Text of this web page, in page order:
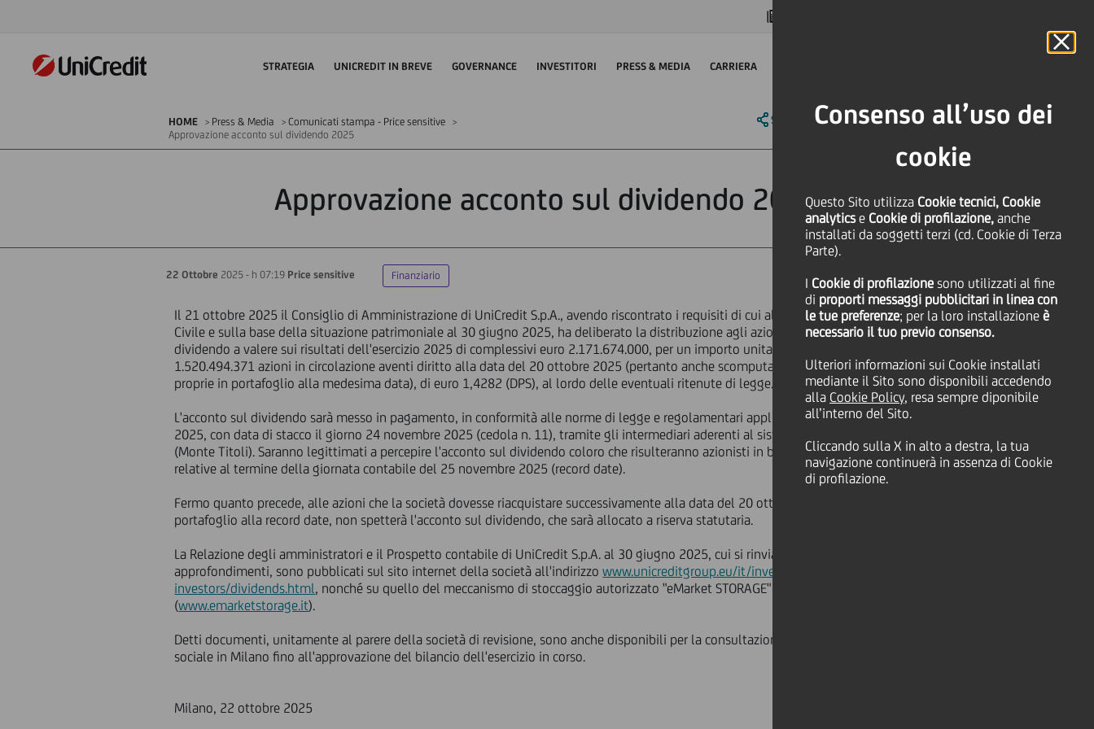
Consenso all’uso dei
cookie
Questo Sito utilizza Cookie tecnici, Cookie
analyticse Cookie di profilazione, anche
installati da soggetti terzi (cd. Cookie di Terza
Parte).
I Cookie di profilazione sono utilizzati al fine
di proporti messaggi pubblicitari in linea con
le tue preferenze; per la loro installazione è
necessario il tuo previo consenso.
Ulteriori informazioni sui Cookie installati
mediante il Sito sono disponibili accedendo
alla Cookie Policy, resa sempre diponibile
all’interno del Sito.
Cliccando sulla X in alto a destra, la tua
navigazione continuerà in assenza di Cookie
di profilazione.
STRATEGIA UNICREDIT IN BREVE GOVERNANCE INVESTITORI PRESS & MEDIA CARRIERA
HOME Press & Media
Comunicati stampa - Price sensitive
Approvazione acconto sul dividendo 2025
SHARE PRINT SEND
Approvazione acconto sul dividendo 2025
22 Ottobre 2025 - h 07:19 Price sensitive Finanziario
Il 21 ottobre 2025 il Consiglio di Amministrazione di UniCredit S.p.A., avendo riscontrato i requisiti di cui all'art. 2433-bis del Codice
Civile e sulla base della situazione patrimoniale al 30 giugno 2025, ha deliberato la distribuzione agli azionisti di un acconto sul
dividendo a valere sui risultati dell'esercizio 2025 di complessivi euro 2.171.674.000, per un importo unitario per ciascuna delle n.
1.520.494.371 azioni in circolazione aventi diritto alla data del 20 ottobre 2025 (pertanto anche scomputando le n. 27.505.165 azioni
proprie in portafoglio alla medesima data), di euro 1,4282 (DPS), al lordo delle eventuali ritenute di legge.
L'acconto sul dividendo sarà messo in pagamento, in conformità alle norme di legge e regolamentari applicabili, il giorno 26 novembre
2025, con data di stacco il giorno 24 novembre 2025 (cedola n. 11), tramite gli intermediari aderenti al sistema di gestione accentrata
(Monte Titoli). Saranno legittimati a percepire l'acconto sul dividendo coloro che risulteranno azionisti in base alle evidenze dei conti
relative al termine della giornata contabile del 25 novembre 2025 (record date).
Fermo quanto precede, alle azioni che la società dovesse riacquistare successivamente alla data del 20 ottobre e detenere in
portafoglio alla record date, non spetterà l'acconto sul dividendo, che sarà allocato a riserva statutaria.
La Relazione degli amministratori e il Prospetto contabile di UniCredit S.p.A. al 30 giugno 2025, cui si rinvia per ulteriori
approfondimenti, sono pubblicati sul sito internet della società all'indirizzowww.unicreditgroup.eu/it/investors/equity-
investors/dividends.html, nonché su quello del meccanismo di stoccaggio autorizzato "eMarket STORAGE" gestito da Teleborsa S.r.l.
(www.emarketstorage.it).
Detti documenti, unitamente al parere della società di revisione, sono anche disponibili per la consultazione dei soci presso la sede
sociale in Milano fino all'approvazione del bilancio dell'esercizio in corso.
Milano, 22 ottobre 2025